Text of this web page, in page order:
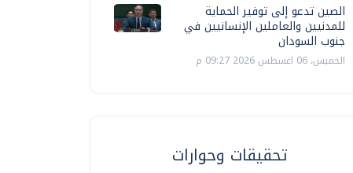
الصين تدعو إلى توفير الحماية
للمدنيين والعاملين الإنسانيين في
جنوب السودان
الخميس، 06 اغسطس 2026 09:27 م
تحقيقات وحوارات